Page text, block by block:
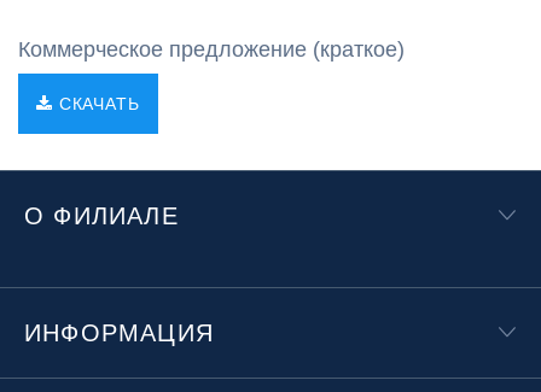
Коммерческое предложение (краткое)
СКАЧАТЬ
О ФИЛИАЛЕ
ИНФОРМАЦИЯ